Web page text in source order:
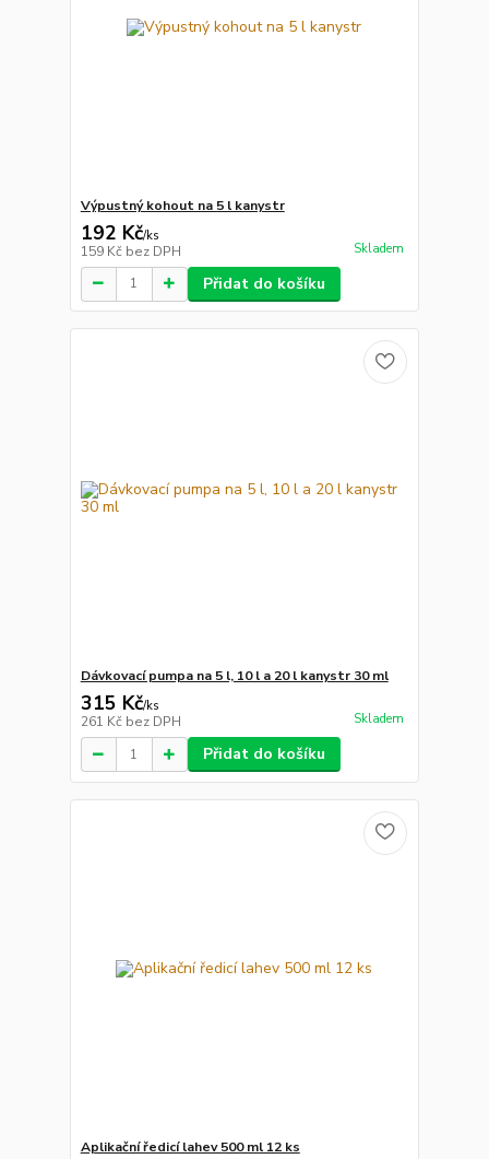
Výpustný kohout na 5 l kanystr
192 Kč/ks
159 Kč bez DPH Skladem
Přidat do košíku
Dávkovací pumpa na 5 l, 10 l a 20 l kanystr 30 ml
315 Kč/ks
261 Kč bez DPH Skladem
Přidat do košíku
Aplikační ředicí lahev 500 ml 12 ks